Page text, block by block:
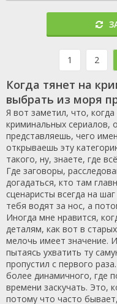
1 2
Когда тянет на
выбрать из моря
Я вот заметил, что,
криминальных сериалов,
представляешь, чего
открываешь эту
такого, ну, знаете, где
Где заговоры,
догадаться, кто там
сценаристы всегда на
тебя водят за нос, а
Иногда мне нравится,
деталям, как вот в
мелочь имеет значение.
пытаясь ухватить ту
пропустил с первого
более динамичного, где
времени заскучать. Это,
потому что часто